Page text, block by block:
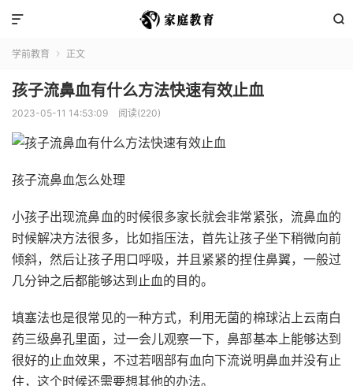


学前教育  正文
孩子流鼻血有什么方法快速有效止血
2023-05-11 14:53:09 阅读(220)
孩子流鼻血怎么处理
小孩子出现流鼻血的时候很多家长就会非常紧张，流鼻血的
时候解决方法很多，比如指压法，首先让孩子坐下稍微向前
倾斜，然后让孩子用口呼吸，并且紧紧的捏住鼻翼，一般过
几分钟之后都能够达到止血的目的。
填塞法也是很常见的一种方式，利用无菌的棉球沾上云南白
药三级鼻孔里面，过一会儿观察一下，鼻部基本上能够达到
很好的止血效果，不过若咽部有血向下流说明鼻血并没有止
住，这个时候还需要想其他的办法。